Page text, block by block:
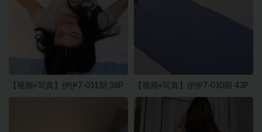
【视频+写真】伊伊7-011期 38P 【视频+写真】伊伊7-010期 43P